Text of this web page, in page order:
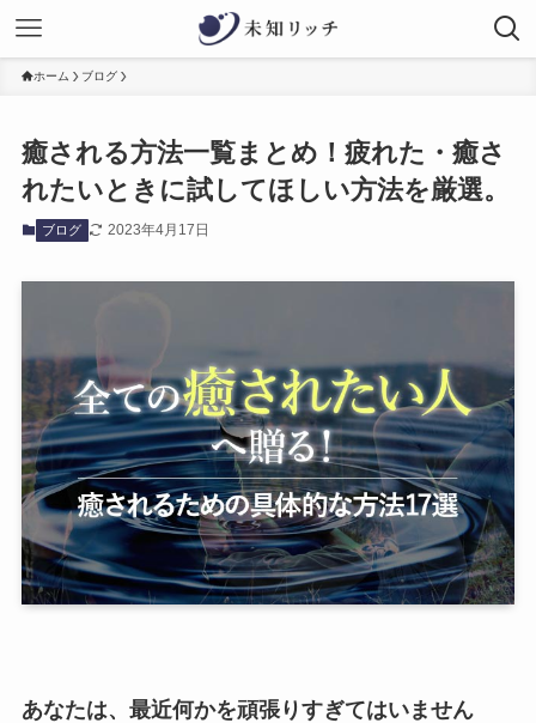
ホーム ブログ
癒される方法一覧まとめ！疲れた・癒さ
れたいときに試してほしい方法を厳選。
ブログ 2023年4月17日
あなたは、最近何かを頑張りすぎてはいません